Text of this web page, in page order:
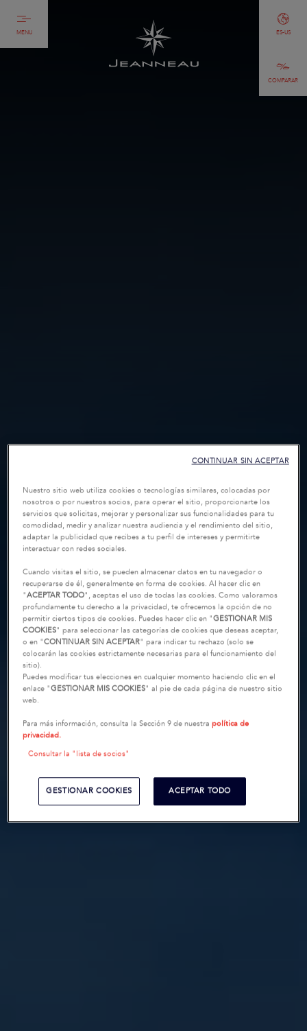
MENU
COMPARAR
ES-US
Nuestro sitio web utiliza cookies o tecnologías similares, colocadas por
nosotros o por nuestros socios, para operar el sitio, proporcionarte los
servicios que solicitas, mejorar y personalizar sus funcionalidades para tu
comodidad, medir y analizar nuestra audiencia y el rendimiento del sitio,
adaptar la publicidad que recibes a tu perfil de intereses y permitirte
interactuar con redes sociales.
Cuando visitas el sitio, se pueden almacenar datos en tu navegador o
recuperarse de él, generalmente en forma de cookies. Al hacer clic en
"ACEPTAR TODO", aceptas el uso de todas las cookies. Como valoramos
profundamente tu derecho a la privacidad, te ofrecemos la opción de no
permitir ciertos tipos de cookies. Puedes hacer clic en "GESTIONAR MIS
COOKIES" para seleccionar las categorías de cookies que deseas aceptar,
o en "CONTINUAR SIN ACEPTAR" para indicar tu rechazo (solo se
colocarán las cookies estrictamente necesarias para el funcionamiento del
sitio).
Puedes modificar tus elecciones en cualquier momento haciendo clic en el
enlace "GESTIONAR MIS COOKIES" al pie de cada página de nuestro sitio
web.
Para más información, consulta la Sección 9 de nuestrapolítica de
privacidad.
Consultar la "lista de socios"
GESTIONAR COOKIES ACEPTAR TODO
CONTINUAR SIN ACEPTAR